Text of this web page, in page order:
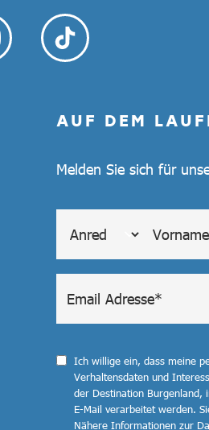
AUF DEM
Melden Sie sich für
Ich willige ein, dass meine
Verhaltensdaten und
der Destination Burgenland,
E-Mail verarbeitet werden.
Nähere Informationen zur